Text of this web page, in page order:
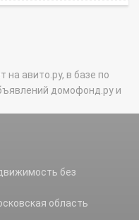
на авито.ру, в базе по
домофонд.ру и
без
область